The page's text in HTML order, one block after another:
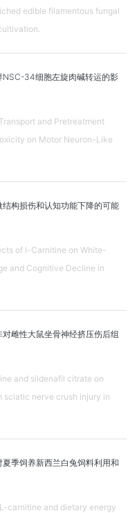
edible filamentous fungal
NSC-34细胞左旋肉碱转运的影
and Pretreatment
on Motor Neuron-Like
构损伤和认知功能下降的可能
of l-Carnitine on White-
and Cognitive Decline in
雌性大鼠坐骨神经挤压伤后组
and sildenafil citrate on
sciatic nerve crush injury in
季饲养新西兰白兔饲料利用和
carnitine and dietary energy